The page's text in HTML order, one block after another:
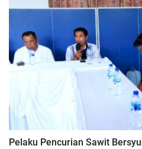
Pelaku Pencurian Sawit